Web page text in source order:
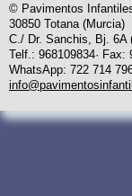
© Pavimentos
30850 Totana (Murcia)
C./ Dr. Sanchis, Bj. 6A
Telf.: 968109834· Fax:
WhatsApp: 722 714